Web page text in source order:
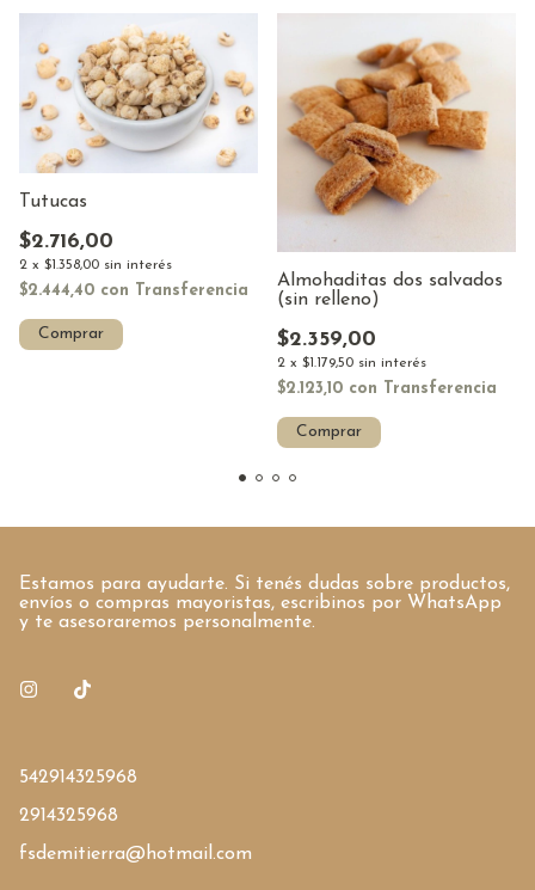
Tutucas
$2.716,00
2 x $1.358,00 sin interés
$2.444,40 con Transferencia
Comprar
Almohaditas dos salvados
(sin relleno)
$2.359,00
2 x $1.179,50 sin interés
$2.123,10 con Transferencia
Comprar
Estamos para ayudarte. Si tenés dudas sobre productos,
envíos o compras mayoristas, escribinos por WhatsApp
y te asesoraremos personalmente.
542914325968
2914325968
fsdemitierra@hotmail.com